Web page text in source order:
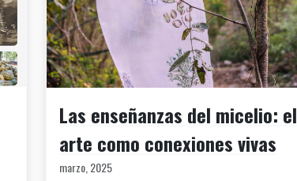
Las enseñanzas del micelio: el
arte como conexiones vivas
marzo, 2025